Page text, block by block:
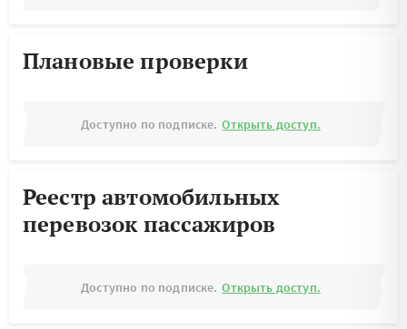
Плановые проверки
Доступно по подписке. Открыть доступ.
Реестр автомобильных
перевозок пассажиров
Доступно по подписке. Открыть доступ.